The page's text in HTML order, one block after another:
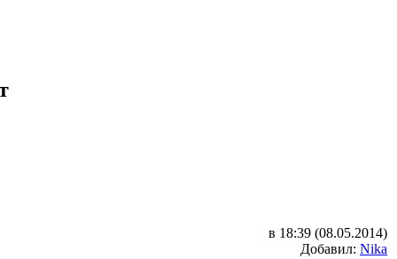
в 18:39 (08.05.2014)
Добавил: Nika